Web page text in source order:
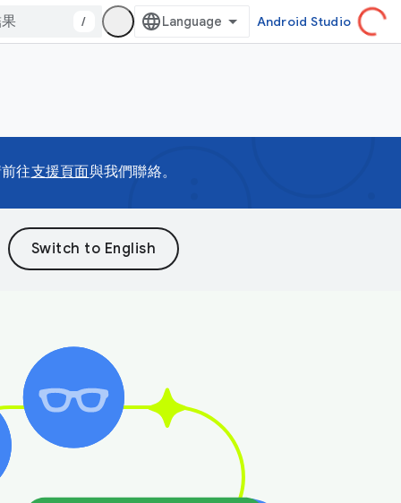
/ Android Studio
往支援頁面與我們聯絡。